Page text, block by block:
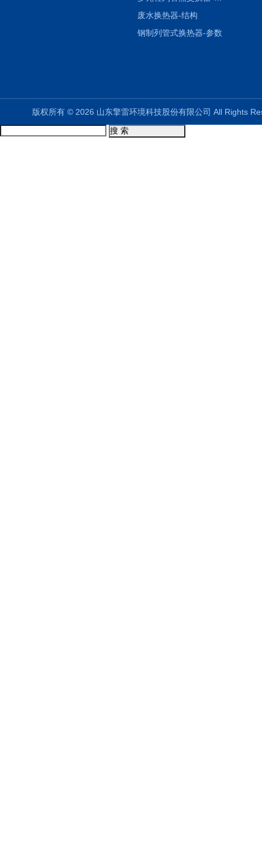
废水换热器-结构
钢制列管式换热器-参数
版权所有 © 2026 山东擎雷环境科技股份有限公司 All